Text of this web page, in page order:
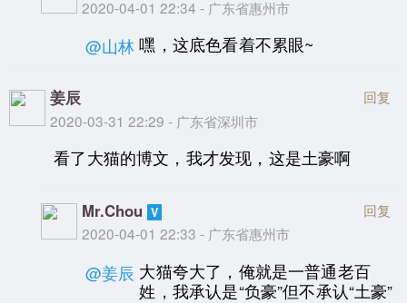
2020-04-01 22:34 - 广东省惠州市
@山林 嘿，这底色看着不累眼~
姜辰
2020-03-31 22:29 - 广东省深圳市
回复
看了大猫的博文，我才发现，这是土豪啊
Mr.Chou
2020-04-01 22:33 - 广东省惠州市
回复
@姜辰 大猫夸大了，俺就是一普通老百
姓，我承认是“负豪”但不承认“土豪”